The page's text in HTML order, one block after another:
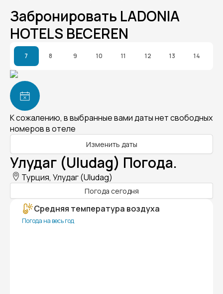
Забронировать LADONIA
HOTELS BECEREN
7 8 9 10 11 12 13 14
К сожалению, в выбранные вами даты нет свободных
номеров в отеле
Изменить даты
Улудаг (Uludag) Погода.
Турция, Улудаг (Uludag)
Погода сегодня
Средняя температура воздуха
Погода на весь год